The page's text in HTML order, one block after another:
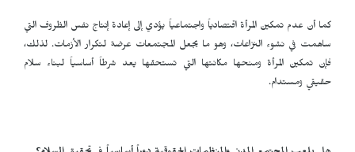
كما أن عدم تمكين المرأة اقتصادياً واجتماعياً يؤدي إلى إعادة إنتاج نفس الظروف التي
ساهمت في نشوء النزاعات، وهو ما يجعل المجتمعات عرضة لتكرار الأزمات. لذلك،
فإن تمكين المرأة ومنحها مكانتها التي تستحقها يعد شرطاً أساسياً لبناء سلام
حقيقي ومستدام.